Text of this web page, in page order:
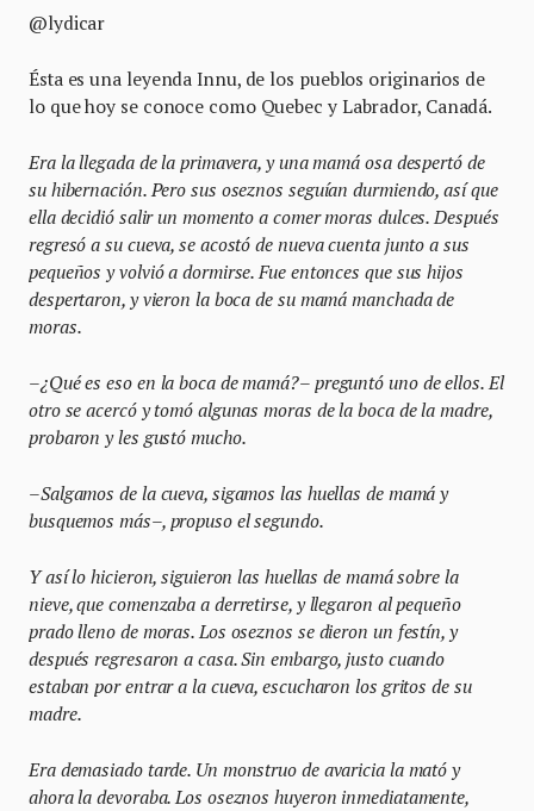
@lydicar
Ésta es una leyenda Innu, de los pueblos originarios de
lo que hoy se conoce como Quebec y Labrador, Canadá.
Era la llegada de la primavera, y una mamá osa despertó de
su hibernación. Pero sus oseznos seguían durmiendo, así que
ella decidió salir un momento a comer moras dulces. Después
regresó a su cueva, se acostó de nueva cuenta junto a sus
pequeños y volvió a dormirse. Fue entonces que sus hijos
despertaron, y vieron la boca de su mamá manchada de
moras.
–¿Qué es eso en la boca de mamá?– preguntó uno de ellos. El
otro se acercó y tomó algunas moras de la boca de la madre,
probaron y les gustó mucho.
–Salgamos de la cueva, sigamos las huellas de mamá y
busquemos más–, propuso el segundo.
Y así lo hicieron, siguieron las huellas de mamá sobre la
nieve, que comenzaba a derretirse, y llegaron al pequeño
prado lleno de moras. Los oseznos se dieron un festín, y
después regresaron a casa. Sin embargo, justo cuando
estaban por entrar a la cueva, escucharon los gritos de su
madre.
Era demasiado tarde. Un monstruo de avaricia la mató y
ahora la devoraba. Los oseznos huyeron inmediatamente,